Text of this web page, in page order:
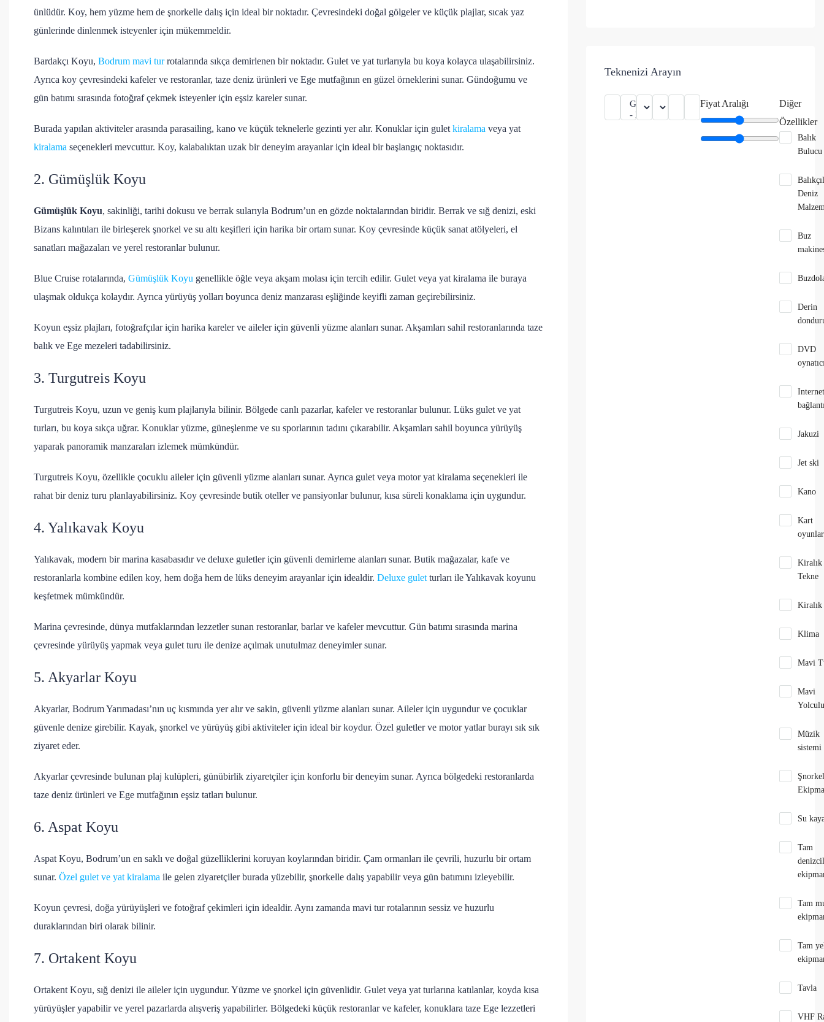
ünlüdür. Koy, hem yüzme hem de şnorkelle dalış için ideal bir noktadır. Çevresindeki doğal gölgeler ve küçük plajlar, sıcak yaz
günlerinde dinlenmek isteyenler için mükemmeldir.
Bardakçı Koyu, Bodrum mavi turrotalarında sıkça demirlenen bir noktadır. Gulet ve yat turlarıyla bu koya kolayca ulaşabilirsiniz.
Ayrıca koy çevresindeki kafeler ve restoranlar, taze deniz ürünleri ve Ege mutfağının en güzel örneklerini sunar. Gündoğumu ve
gün batımı sırasında fotoğraf çekmek isteyenler için eşsiz kareler sunar.
Burada yapılan aktiviteler arasında parasailing, kano ve küçük teknelerle gezinti yer alır. Konuklar için gulet kiralama veya yat
kiralama seçenekleri mevcuttur. Koy, kalabalıktan uzak bir deneyim arayanlar için ideal bir başlangıç noktasıdır.
2. Gümüşlük Koyu
Gümüşlük Koyu, sakinliği, tarihi dokusu ve berrak sularıyla Bodrum’un en gözde noktalarından biridir. Berrak ve sığ denizi, eski
Bizans kalıntıları ile birleşerek şnorkel ve su altı keşifleri için harika bir ortam sunar. Koy çevresinde küçük sanat atölyeleri, el
sanatları mağazaları ve yerel restoranlar bulunur.
Blue Cruise rotalarında, Gümüşlük Koyu genellikle öğle veya akşam molası için tercih edilir. Gulet veya yat kiralama ile buraya
ulaşmak oldukça kolaydır. Ayrıca yürüyüş yolları boyunca deniz manzarası eşliğinde keyifli zaman geçirebilirsiniz.
Koyun eşsiz plajları, fotoğrafçılar için harika kareler ve aileler için güvenli yüzme alanları sunar. Akşamları sahil restoranlarında taze
balık ve Ege mezeleri tadabilirsiniz.
3. Turgutreis Koyu
Turgutreis Koyu, uzun ve geniş kum plajlarıyla bilinir. Bölgede canlı pazarlar, kafeler ve restoranlar bulunur. Lüks gulet ve yat
turları, bu koya sıkça uğrar. Konuklar yüzme, güneşlenme ve su sporlarının tadını çıkarabilir. Akşamları sahil boyunca yürüyüş
yaparak panoramik manzaraları izlemek mümkündür.
Turgutreis Koyu, özellikle çocuklu aileler için güvenli yüzme alanları sunar. Ayrıca gulet veya motor yat kiralama seçenekleri ile
rahat bir deniz turu planlayabilirsiniz. Koy çevresinde butik oteller ve pansiyonlar bulunur, kısa süreli konaklama için uygundur.
4. Yalıkavak Koyu
Yalıkavak, modern bir marina kasabasıdır ve deluxe guletler için güvenli demirleme alanları sunar. Butik mağazalar, kafe ve
restoranlarla kombine edilen koy, hem doğa hem de lüks deneyim arayanlar için idealdir. Deluxe gulet turları ile Yalıkavak koyunu
keşfetmek mümkündür.
Marina çevresinde, dünya mutfaklarından lezzetler sunan restoranlar, barlar ve kafeler mevcuttur. Gün batımı sırasında marina
çevresinde yürüyüş yapmak veya gulet turu ile denize açılmak unutulmaz deneyimler sunar.
5. Akyarlar Koyu
Akyarlar, Bodrum Yarımadası’nın uç kısmında yer alır ve sakin, güvenli yüzme alanları sunar. Aileler için uygundur ve çocuklar
güvenle denize girebilir. Kayak, şnorkel ve yürüyüş gibi aktiviteler için ideal bir koydur. Özel guletler ve motor yatlar burayı sık sık
ziyaret eder.
Akyarlar çevresinde bulunan plaj kulüpleri, günübirlik ziyaretçiler için konforlu bir deneyim sunar. Ayrıca bölgedeki restoranlarda
taze deniz ürünleri ve Ege mutfağının eşsiz tatları bulunur.
6. Aspat Koyu
Aspat Koyu, Bodrum’un en saklı ve doğal güzelliklerini koruyan koylarından biridir. Çam ormanları ile çevrili, huzurlu bir ortam
sunar. Özel gulet ve yat kiralama ile gelen ziyaretçiler burada yüzebilir, şnorkelle dalış yapabilir veya gün batımını izleyebilir.
Koyun çevresi, doğa yürüyüşleri ve fotoğraf çekimleri için idealdir. Aynı zamanda mavi tur rotalarının sessiz ve huzurlu
duraklarından biri olarak bilinir.
7. Ortakent Koyu
Ortakent Koyu, sığ denizi ile aileler için uygundur. Yüzme ve şnorkel için güvenlidir. Gulet veya yat turlarına katılanlar, koyda kısa
yürüyüşler yapabilir ve yerel pazarlarda alışveriş yapabilirler. Bölgedeki küçük restoranlar ve kafeler, konuklara taze Ege lezzetleri
Teknenizi Arayın
Fiyat Aralığı
Diğer
Özellikler
Balık
Bulucu
Deniz
Buz
Derin
DVD
Internet
Jakuzi
Jet ski
Kano
Kart
Kiralık
Tekne
Kiralık
Klima
Mavi
Mavi
Müzik
sistemi
Şnorkel
Su
Tam
Tam
Tam
Tavla
VHF